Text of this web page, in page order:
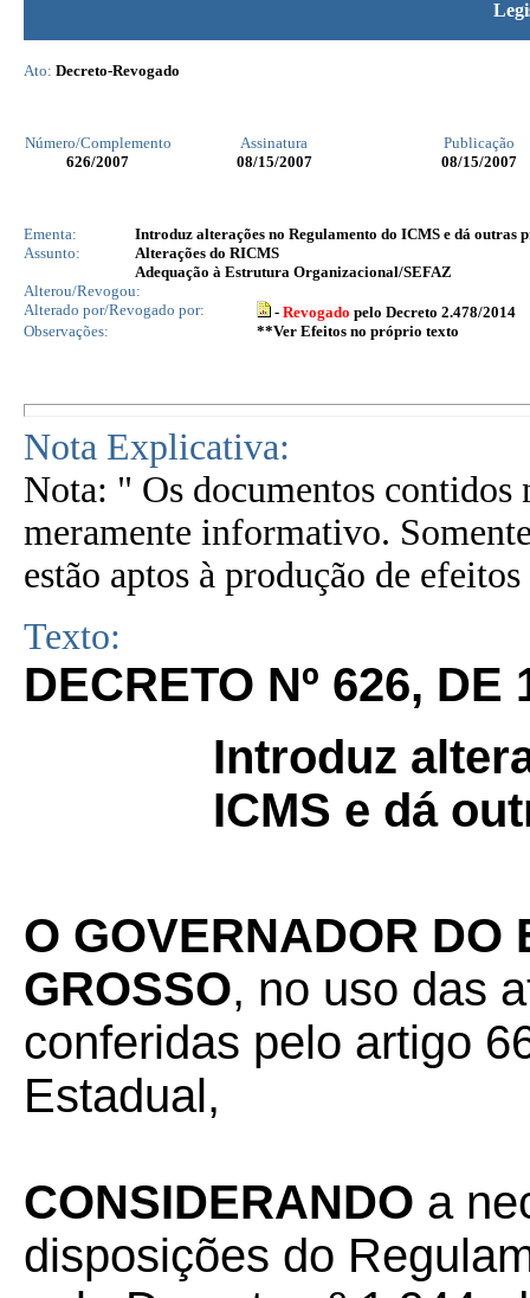
Ato: Decreto-Revogado
Número/Complemento Assinatura
Publicação
626/2007 08/15/2007 08/15/2007
Ementa:
Introduz alterações no Regulamento do ICMS e dá outras
Assunto:
Alterações do RICMS
Adequação à Estrutura Organizacional/SEFAZ
Alterou/Revogou:
Alterado por/Revogado por:
- Revogado pelo Decreto 2.478/2014
Observações:
**Ver Efeitos no próprio texto
Nota Explicativa:
Nota: " Os documentos contidos
meramente informativo.
estão aptos à produção de
Texto:
DECRETO Nº 626, DE
Introduz
ICMS e dá
O GOVERNADOR DO
GROSSO, no uso das
conferidas pelo artigo
Estadual,
CONSIDERANDO a
disposições do